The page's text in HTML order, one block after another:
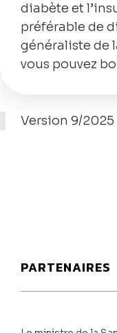
diabète et
préférable de
généraliste de
vous pouvez
Version 9/2025
PARTENAIRES